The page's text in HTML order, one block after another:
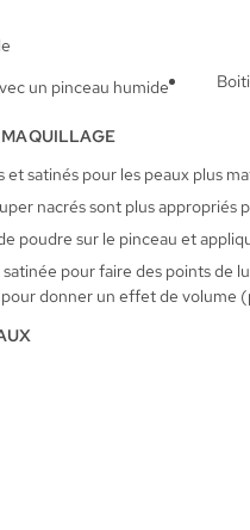
un pinceau humide
MAQUILLAGE
et satinés pour les peaux plus
nacrés sont plus appropriés
poudre sur le pinceau et
pour faire des points de
donner un effet de volume